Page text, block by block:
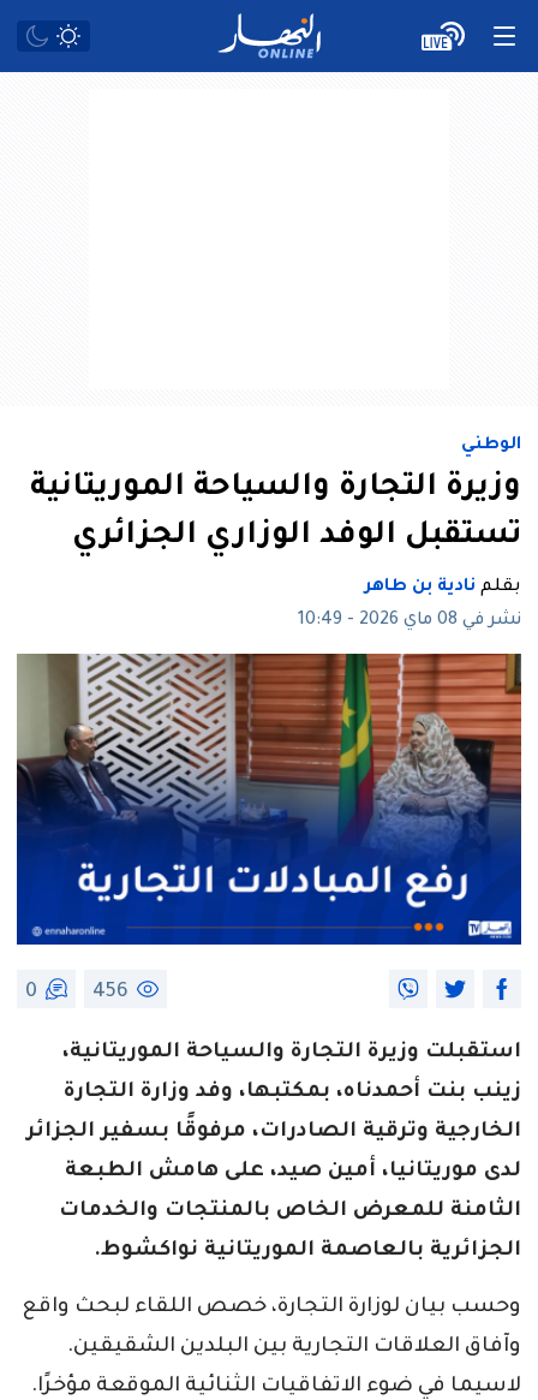
الوطني
وزيرة التجارة والسياحة الموريتانية
تستقبل الوفد الوزاري الجزائري
بقلم نادية بن طاهر
نشر في 08 ماي 2026 - 10:49
456
0
استقبلت وزيرة التجارة والسياحة الموريتانية،
زينب بنت أحمدناه، بمكتبها، وفد وزارة التجارة
الخارجية وترقية الصادرات، مرفوقًا بسفير الجزائر
لدى موريتانيا، أمين صيد، على هامش الطبعة
الثامنة للمعرض الخاص بالمنتجات والخدمات
الجزائرية بالعاصمة الموريتانية نواكشوط.
وحسب بيان لوزارة التجارة، خصص اللقاء لبحث واقع
وآفاق العلاقات التجارية بين البلدين الشقيقين.
لاسيما في ضوء الاتفاقيات الثنائية الموقعة مؤخرًا.